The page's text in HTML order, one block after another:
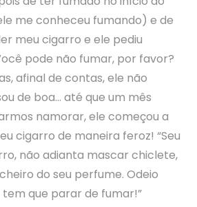
me conheceu fumando) e de
meu cigarro e ele pediu
pode não fumar, por favor?
afinal de contas, ele não
de boa… até que um mês
namorar, ele começou a
cigarro de maneira feroz! “Seu
não adianta mascar chiclete,
do seu perfume. Odeio
que parar de fumar!”